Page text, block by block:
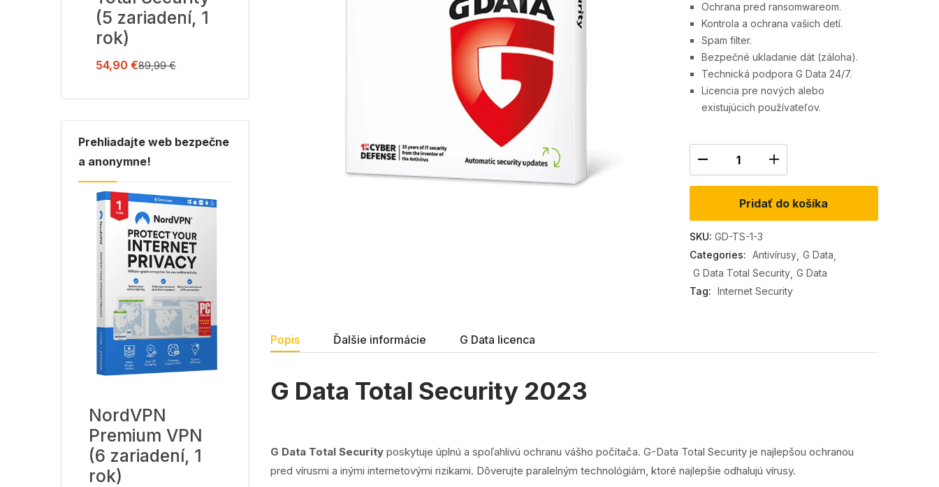
(5 zariadení, 1
rok)
54,90€89,99€
zariadení, 1 rok)
34,99 €
zariadení, 1 rok)
29,90 99,99
zariadení, 1 rok)
24,90€56,99
Prehliadajte web bezpečne
a anonymne!
NordVPN
Premium VPN
(6 zariadení, 1
rok)
Ochrana pred ransomwareom.
Kontrola a ochrana vašich detí.
Spam filter.
Bezpečné ukladanie dát (záloha).
Technická podpora G Data 24/7.
Licencia pre nových alebo
existujúcich používateľov.
Pridať do košíka
SKU: GD-TS-1-3
Categories: Antivírusy G Data
G Data Total Security G Data
Tag: Internet Security
Popis Ďalšie informácie G Data licenca
G Data Total Security 2023
G Data Total Security poskytuje úplnú a spoľahlivú ochranu vášho počítača. G-Data Total Security je najlepšou ochranou
pred vírusmi a inými internetovými rizikami. Dôverujte paralelným technológiám, ktoré najlepšie odhalujú vírusy.